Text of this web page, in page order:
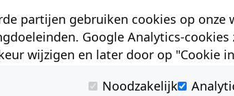
partijen gebruiken cookies op
Google Analytics-
wijzigen en later door op "Cookie
Noodzakelijk